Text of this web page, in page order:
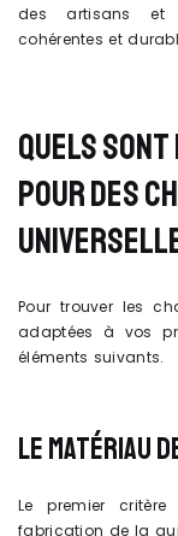
des artisans et
cohérentes et
QUELS
POUR DES
Pour trouver les
adaptées à vos
éléments suivants.
LE MATÉRIAU
Le premier
fabrication de la